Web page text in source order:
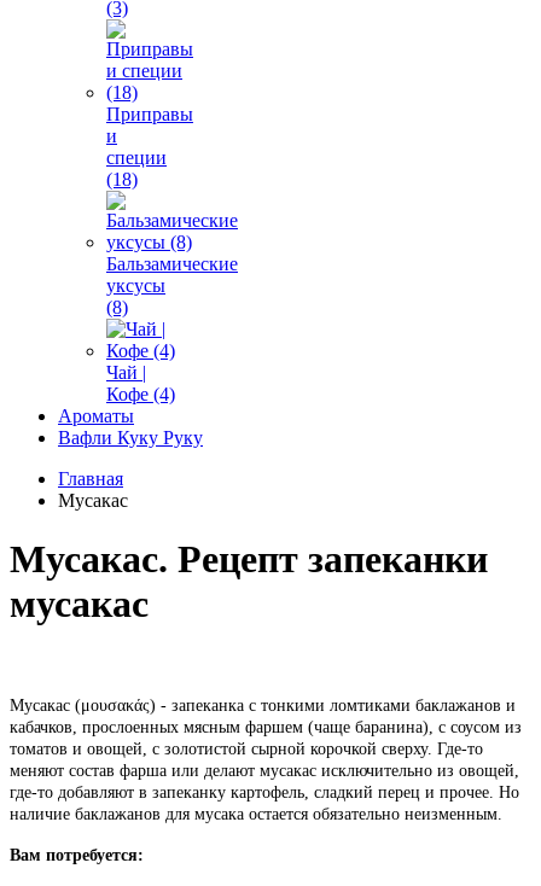
(3)
Приправы
и
специи
(18)
Бальзамические
уксусы
(8)
Чай |
Кофе (4)
Ароматы
Вафли Куку Руку
Главная
Мусакас
Мусакас. Рецепт запеканки
мусакас
Мусакас (μουσακάς) - запеканка с тонкими ломтиками баклажанов и
кабачков, прослоенных мясным фаршем (чаще баранина), с соусом из
томатов и овощей, с золотистой сырной корочкой сверху. Где-то
меняют состав фарша или делают мусакас исключительно из овощей,
где-то добавляют в запеканку картофель, сладкий перец и прочее. Но
наличие баклажанов для мусака остается обязательно неизменным.
Вам потребуется: